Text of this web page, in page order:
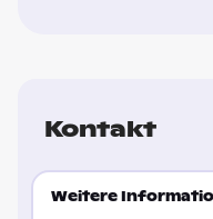
Kontakt
Weitere